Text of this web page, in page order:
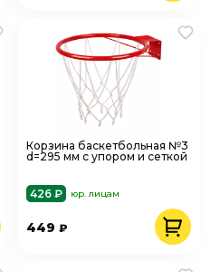
Корзина баскетбольная №3
d=295 мм с упором и сеткой
426 ₽ юр. лицам
449₽